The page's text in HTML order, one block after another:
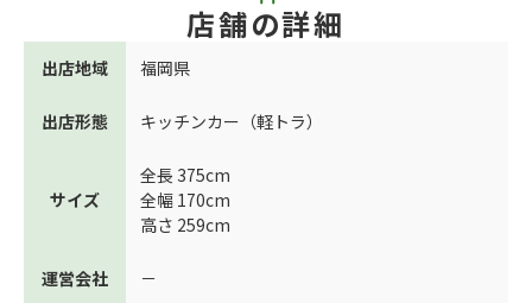
店舗の詳細
出店地域 福岡県
出店形態 キッチンカー（軽トラ）
サイズ
全長 375cm
全幅 170cm
高さ 259cm
運営会社 －